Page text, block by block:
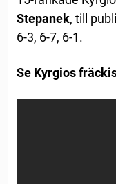
Stepanek, till
6-3, 6-7, 6-1.
Se Kyrgios